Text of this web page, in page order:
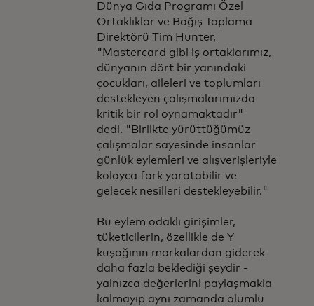
Dünya Gıda Programı Özel
Ortaklıklar ve Bağış Toplama
Direktörü Tim Hunter,
"Mastercard gibi iş ortaklarımız,
dünyanın dört bir yanındaki
çocukları, aileleri ve toplumları
destekleyen çalışmalarımızda
kritik bir rol oynamaktadır"
dedi. "Birlikte yürüttüğümüz
çalışmalar sayesinde insanlar
günlük eylemleri ve alışverişleriyle
kolayca fark yaratabilir ve
gelecek nesilleri destekleyebilir."
Bu eylem odaklı girişimler,
tüketicilerin, özellikle de Y
kuşağının markalardan giderek
daha fazla beklediği şeydir -
yalnızca değerlerini paylaşmakla
kalmayıp aynı zamanda olumlu